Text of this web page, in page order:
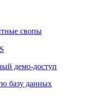
базу данных
свопы